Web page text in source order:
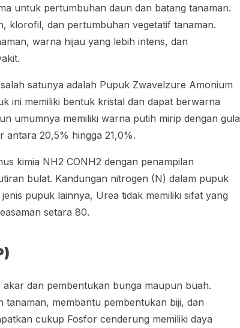
untuk pertumbuhan daun dan batang tanaman.
klorofil, dan pertumbuhan vegetatif tanaman.
warna hijau yang lebih intens, dan
satunya adalah Pupuk Zwavelzure Amonium
ini memiliki bentuk kristal dan dapat berwarna
umumnya memiliki warna putih mirip dengan gula
antara 20,5% hingga 21,0%.
kimia NH2 CONH2 dengan penampilan
bulat. Kandungan nitrogen (N) dalam pupuk
pupuk lainnya, Urea tidak memiliki sifat yang
setara 80.
dan pembentukan bunga maupun buah.
membantu pembentukan biji, dan
cukup Fosfor cenderung memiliki daya